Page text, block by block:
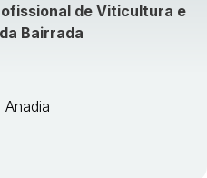
de Viticultura e
Bairrada